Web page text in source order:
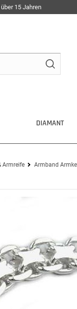
15 Jahren
DIAMANT
Armreife Armband